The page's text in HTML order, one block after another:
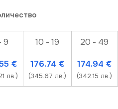
9 10 - 19 20 - 49
€
лв.)
176.74 €
(345.67 лв.)
174.94 €
(342.15 лв.)